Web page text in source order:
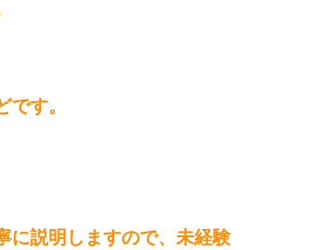
す。
に説明しますので、未経験